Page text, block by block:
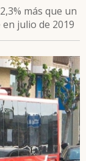
más que un
julio de 2019